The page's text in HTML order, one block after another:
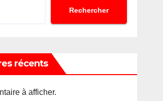
Rechercher
récents
à afficher.